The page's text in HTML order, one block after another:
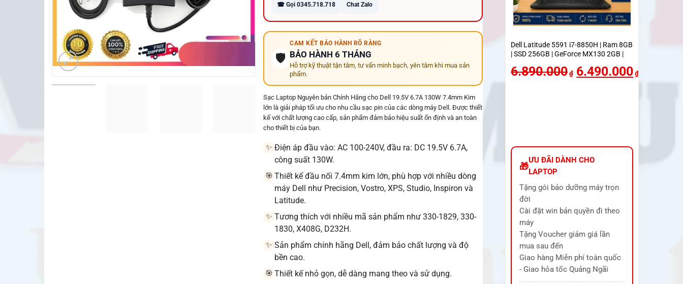
Dell Latitude 5591 i7-8850H | Ram 8GB
| SSD 256GB | GeForce MX130 2GB |
6.890.000 ₫ 6.490.000 ₫
ƯU ĐÃI DÀNH CHO
LAPTOP
Tặng gói bảo dưỡng máy trọn
đời
Cài đặt win bản quyền đi theo
máy
Tặng Voucher giảm giá lần
mua sau đến
Giao hàng Miễn phí toàn quốc
- Giao hỏa tốc Quảng Ngãi
☎ Gọi 0345.718.718 Chat Zalo
🛡️
CAM KẾT BẢO HÀNH RÕ RÀNG
BẢO HÀNH 6 THÁNG
Hỗ trợ kỹ thuật tận tâm, tư vấn minh bạch, yên tâm khi mua sản
phẩm.
Sạc Laptop Nguyên bản Chính Hãng cho Dell 19.5V 6.7A 130W 7.4mm Kim
lớn là giải pháp tối ưu cho nhu cầu sạc pin của các dòng máy Dell. Được thiết
kế với chất lượng cao cấp, sản phẩm đảm bảo hiệu suất ổn định và an toàn
cho thiết bị của bạn.
✨ Điện áp đầu vào: AC 100-240V, đầu ra: DC 19.5V 6.7A,
công suất 130W.
🎯 Thiết kế đầu nối 7.4mm kim lớn, phù hợp với nhiều dòng
máy Dell như Precision, Vostro, XPS, Studio, Inspiron và
Latitude.
✨ Tương thích với nhiều mã sản phẩm như 330-1829, 330-
1830, X408G, D232H.
✨ Sản phẩm chính hãng Dell, đảm bảo chất lượng và độ
bền cao.
🎯 Thiết kế nhỏ gọn, dễ dàng mang theo và sử dụng.